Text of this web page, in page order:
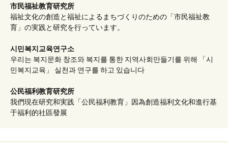
市民福祉教育研究所
福祉文化の創造と福祉によるまちづくりのための「市民福祉教
育」の実践と研究を行っています。
시민복지교육연구소
우리는 복지문화 창조와 복지를 통한 지역사회만들기를 위해 「시
민복지교육」 실천과 연구를 하고 있습니다
公民福利教育研究所
我們現在研究和実践「公民福利教育」因為創造福利文化和進行基
于福利的社區發展